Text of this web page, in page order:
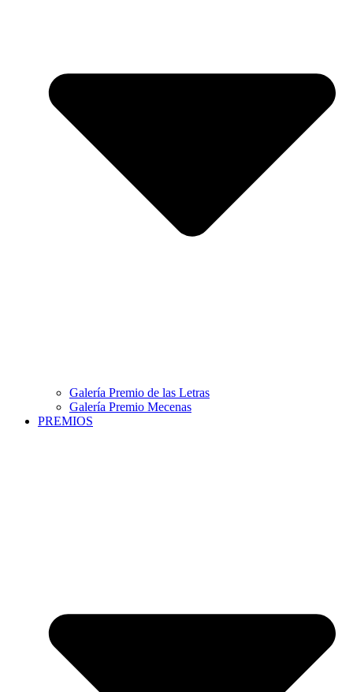
Galería Premio de las Letras
Galería Premio Mecenas
PREMIOS